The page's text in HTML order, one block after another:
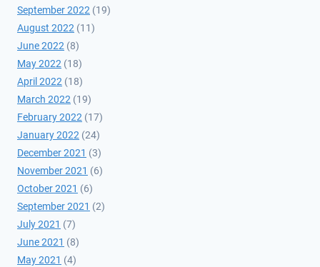
September 2022 (19)
August 2022 (11)
June 2022 (8)
May 2022 (18)
April 2022 (18)
March 2022 (19)
February 2022 (17)
January 2022 (24)
December 2021 (3)
November 2021 (6)
October 2021 (6)
September 2021 (2)
July 2021 (7)
June 2021 (8)
May 2021 (4)